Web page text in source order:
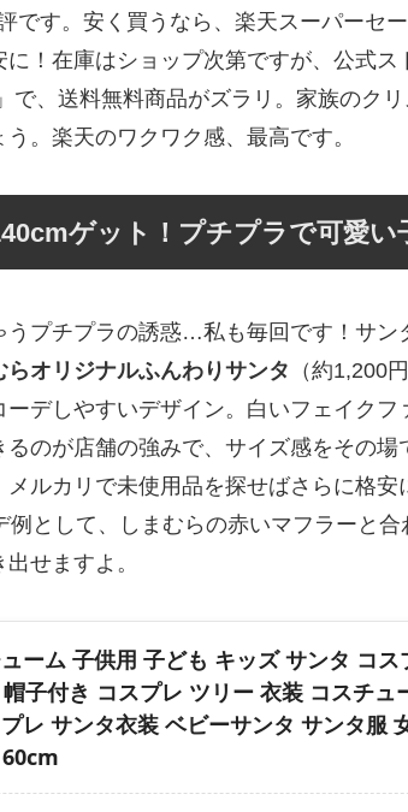
です。安く買うなら、楽天スーパーセ
！在庫はショップ次第ですが、公式ス
で、送料無料商品がズラリ。家族のク
。楽天のワクワク感、最高です。
ゲット！プチプラで可愛い
うプチプラの誘惑…私も毎回です！サン
らオリジナルふんわりサンタ （約1,200
デしやすいデザイン。白いフェイクフ
のが店舗の強みで、サイズ感をその場
ルカリで未使用品を探せばさらに格安
として、しまむらの赤いマフラーと合
せますよ。
ーム 子供用 子ども キッズ サンタ コス
子付き コスプレ ツリー 衣装 コスチュ
レ サンタ衣装 ベビーサンタ サンタ服